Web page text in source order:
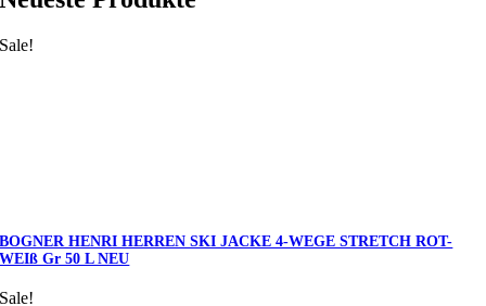
Sale!
BOGNER HENRI HERREN SKI JACKE 4-WEGE STRETCH ROT-
WEIß Gr 50 L NEU
Sale!